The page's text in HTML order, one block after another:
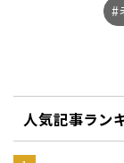
人気記事ラン